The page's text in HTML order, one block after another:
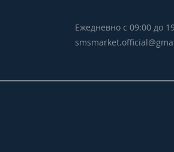
Ежедневно с 09:00 до